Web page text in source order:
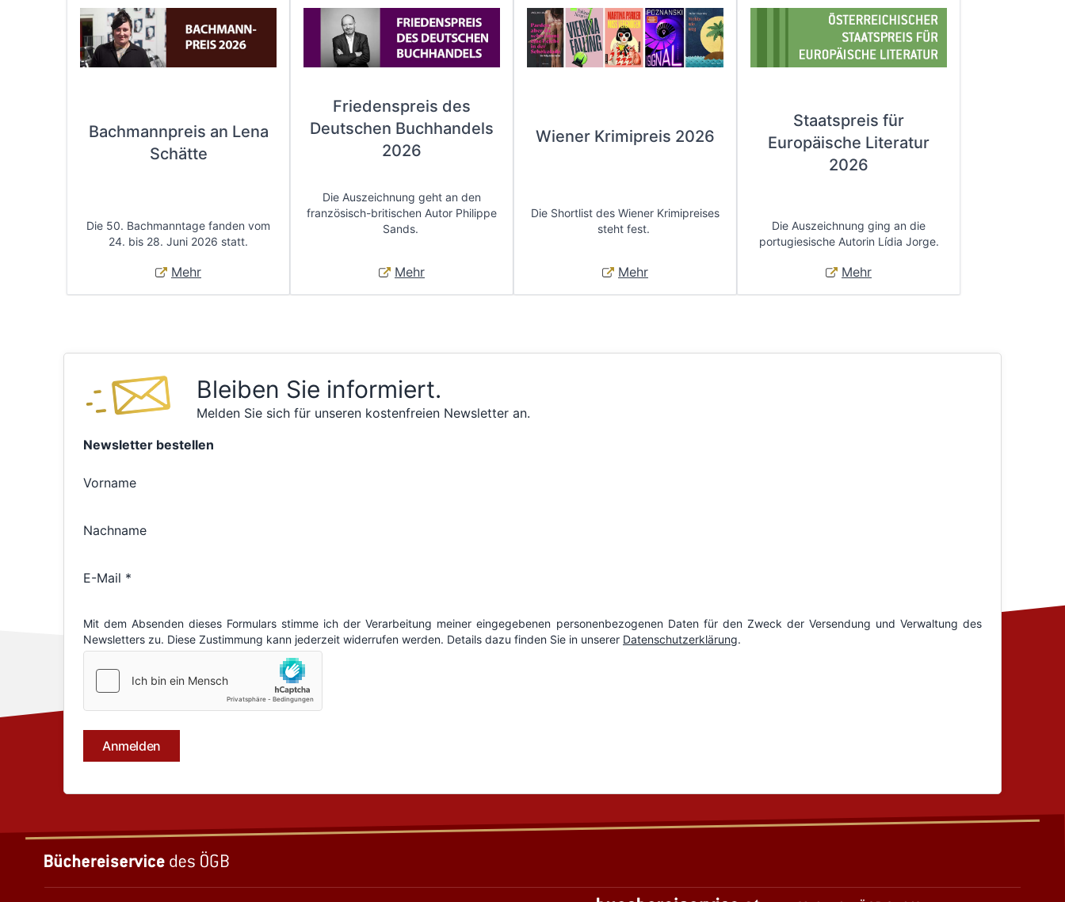
Bachmannpreis an Lena
Schätte
Die 50. Bachmanntage fanden vom
24. bis 28. Juni 2026 statt.
Mehr
Friedenspreis des
Deutschen Buchhandels
2026
Die Auszeichnung geht an den
französisch-britischen Autor Philippe
Sands.
Mehr
Wiener Krimipreis 2026
Die Shortlist des Wiener Krimipreises
steht fest.
Mehr
Staatspreis für
Europäische Literatur
2026
Die Auszeichnung ging an die
portugiesische Autorin Lídia Jorge.
Mehr
Bleiben Sie informiert.
Melden Sie sich für unseren kostenfreien Newsletter an.